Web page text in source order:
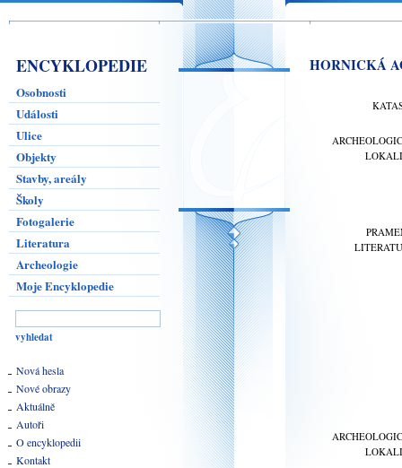
ENCYKLOPEDIE
Osobnosti
Události
Ulice
Objekty
Stavby, areály
Školy
Fotogalerie
Literatura
Archeologie
Moje Encyklopedie
Nová hesla
Nové obrazy
Aktuálně
Autoři
O encyklopedii
Kontakt
HORNICKÁ